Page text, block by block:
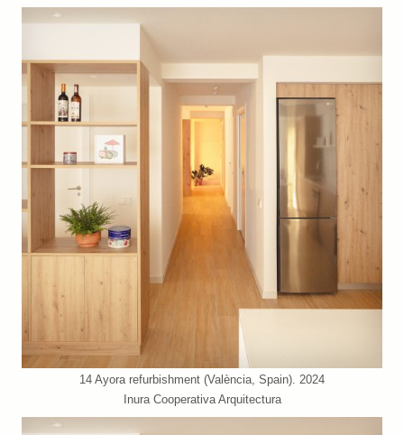
14 Ayora refurbishment (València, Spain). 2024
Inura Cooperativa Arquitectura